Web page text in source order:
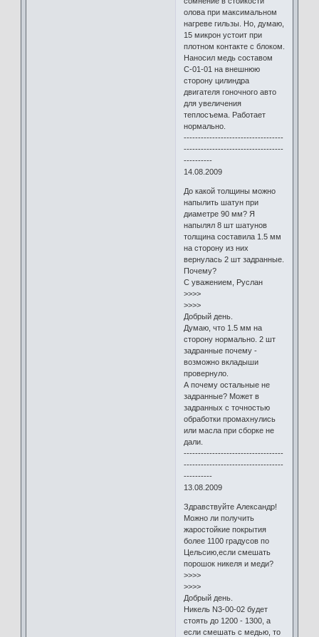
олова при максимальном
нагреве гильзы. Но, думаю,
15 микрон устоит при
плотном контакте с блоком.
Наносил медь составом
С-01-01 на внешнюю
сторону цилиндра
двигателя гоночного авто
для увеличения
теплосъема. Работает
нормально.
-----------------------------------
-----------------------------------
----------
14.08.2009
До какой толщины можно
напылить шатун при
диаметре 90 мм? Я
напылял 8 шт шатунов
толщина составила 1.5 мм
на сторону из них
вернулась 2 шт задранные.
Почему?
С уважением, Руслан
>>>>
>>>>
Добрый день.
Думаю, что 1.5 мм на
сторону нормально. 2 шт
задранные почему -
возможно вкладыши
провернуло.
А почему остальные не
задранные? Может в
задранных с точностью
обработки промахнулись
или масла при сборке не
дали.
-----------------------------------
-----------------------------------
----------
13.08.2009
Здравствуйте Александр!
Можно ли получить
жаростойкие покрытия
более 1100 градусов по
Цельсию,если смешать
порошок никеля и меди?
>>>>
>>>>
Добрый день.
Никель N3-00-02 будет
стоять до 1200 - 1300, а
если смешать с медью, то